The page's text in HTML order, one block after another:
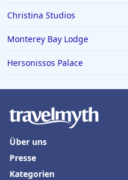
Christina Studios
Monterey Bay Lodge
Hersonissos Palace
Über uns
Presse
Kategorien